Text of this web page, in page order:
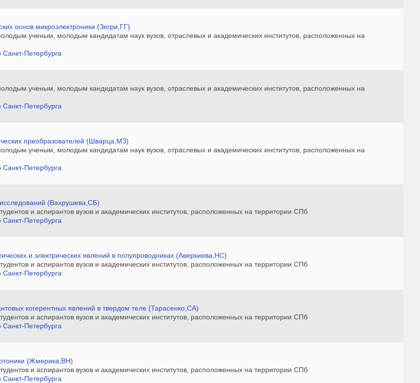
основ микроэлектроники (Зегри,ГГ)
ученым, молодым кандидатам наук вузов, отраслевых и академических институтов, расположенных на
Санкт-Петербурга
ученым, молодым кандидатам наук вузов, отраслевых и академических институтов, расположенных на
Санкт-Петербурга
преобразователей (Шварца,МЗ)
ученым, молодым кандидатам наук вузов, отраслевых и академических институтов, расположенных на
Санкт-Петербурга
(Вахрушева,СБ)
и аспирантов вузов и академических институтов, расположенных на территории СПб
Санкт-Петербурга
и электрических явлений в полупроводниках (Аверкиева,НС)
и аспирантов вузов и академических институтов, расположенных на территории СПб
Санкт-Петербурга
когерентных явлений в твердом теле (Тарасенко,СА)
и аспирантов вузов и академических институтов, расположенных на территории СПб
Санкт-Петербурга
(Жмерика,ВН)
и аспирантов вузов и академических институтов, расположенных на территории СПб
Санкт-Петербурга